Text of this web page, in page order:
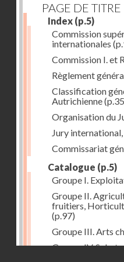
PAGE DE TITRE
Index (p.5)
Commission
internationales
Commission I. et
Règlement
Classification
Autrichienne
Organisation du
Jury
Commissariat
Catalogue (p.5)
Groupe I.
Groupe II.
fruitiers,
(p.97)
Groupe III. Arts
Groupe IV.